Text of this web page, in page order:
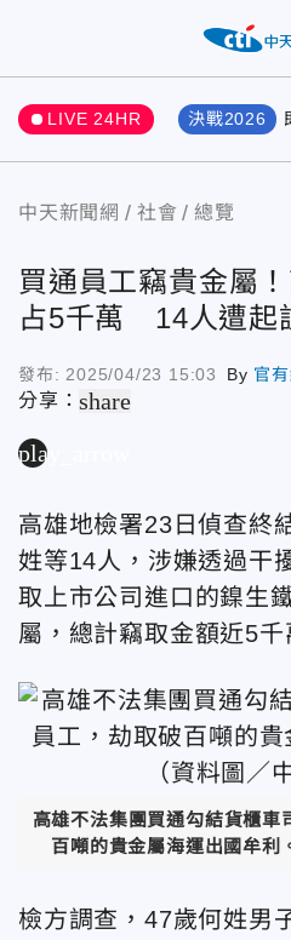
LIVE 24HR 決戰2026
中天新聞網 社會 總覽
買通員工竊貴金屬
占5千萬 14人遭起
發布: 2025/04/23 15:03 By 官
分享：share
play_arrow
高雄地檢署23日偵查終
姓等14人，涉嫌透過干
取上市公司進口的鎳生
屬，總計竊取金額近5千
高雄不法集團買通勾結貨櫃車
百噸的貴金屬海運出國牟利
檢方調查，47歲何姓男